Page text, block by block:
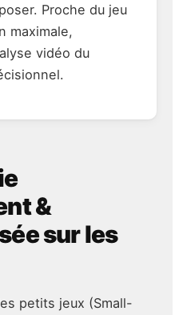
Proche du jeu
maximale,
vidéo du
&
sur les
petits jeux (Small-